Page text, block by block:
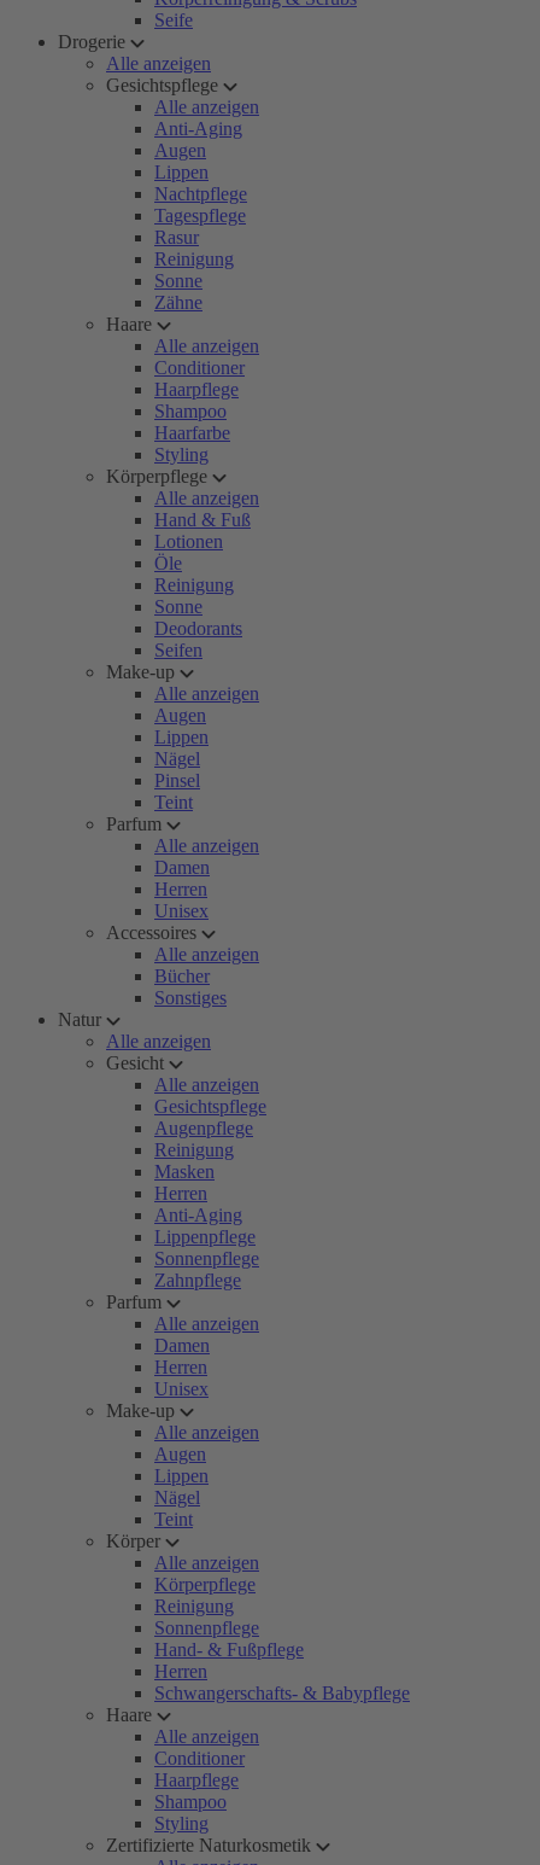
Seife
Drogerie
Alle anzeigen
Gesichtspflege
Alle anzeigen
Anti-Aging
Augen
Lippen
Nachtpflege
Tagespflege
Rasur
Reinigung
Sonne
Zähne
Haare
Alle anzeigen
Conditioner
Haarpflege
Shampoo
Haarfarbe
Styling
Körperpflege
Alle anzeigen
Hand & Fuß
Lotionen
Öle
Reinigung
Sonne
Deodorants
Seifen
Make-up
Alle anzeigen
Augen
Lippen
Nägel
Pinsel
Teint
Parfum
Alle anzeigen
Damen
Herren
Unisex
Accessoires
Alle anzeigen
Bücher
Sonstiges
Natur
Alle anzeigen
Gesicht
Alle anzeigen
Gesichtspflege
Augenpflege
Reinigung
Masken
Herren
Anti-Aging
Lippenpflege
Sonnenpflege
Zahnpflege
Parfum
Alle anzeigen
Damen
Herren
Unisex
Make-up
Alle anzeigen
Augen
Lippen
Nägel
Teint
Körper
Alle anzeigen
Körperpflege
Reinigung
Sonnenpflege
Hand- & Fußpflege
Herren
Schwangerschafts- & Babypflege
Haare
Alle anzeigen
Conditioner
Haarpflege
Shampoo
Styling
Zertifizierte Naturkosmetik